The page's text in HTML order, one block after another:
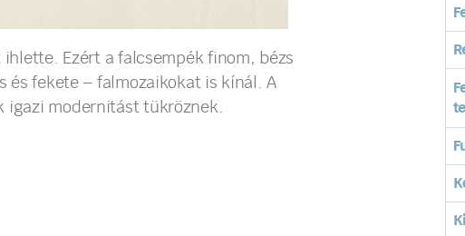
Ezért a falcsempék finom, bézs
és fekete – falmozaikokat is kínál. A
igazi modernitást tükröznek.